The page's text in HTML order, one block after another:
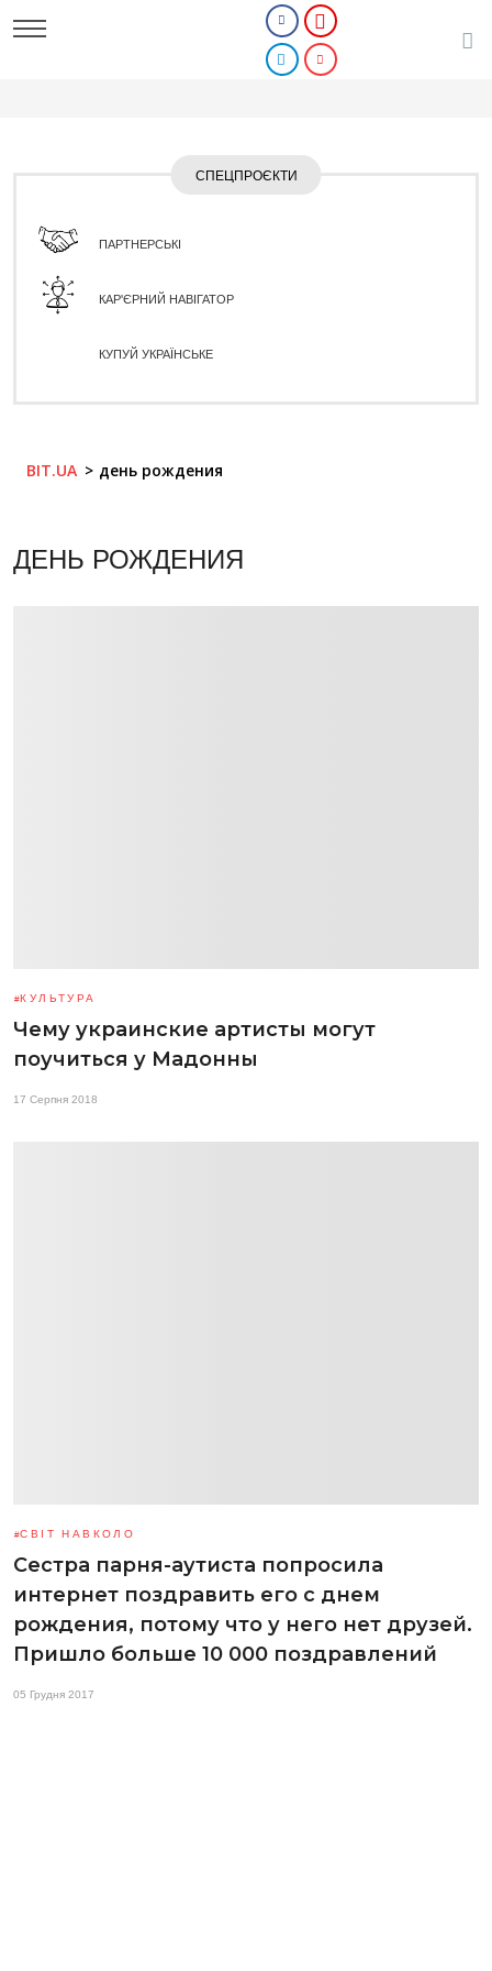
СПЕЦПРОЄКТИ
ПАРТНЕРСЬКІ
КАР'ЄРНИЙ НАВІГАТОР
КУПУЙ УКРАЇНСЬКЕ
BIT.UA день рождения
ДЕНЬ РОЖДЕНИЯ
КУЛЬТУРА
Чему украинские артисты могут
поучиться у Мадонны
17 Серпня 2018
СВІТ НАВКОЛО
Сестра парня-аутиста попросила
интернет поздравить его с днем
рождения, потому что у него нет друзей.
Пришло больше 10 000 поздравлений
05 Грудня 2017